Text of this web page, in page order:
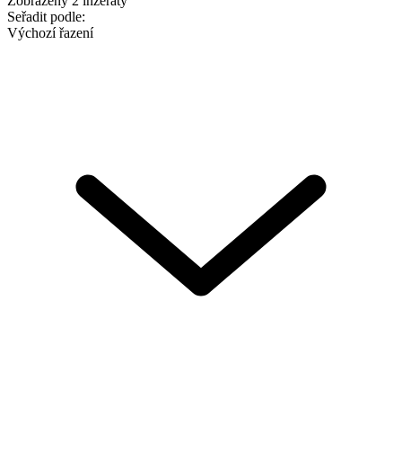
Seřadit podle:
Výchozí řazení